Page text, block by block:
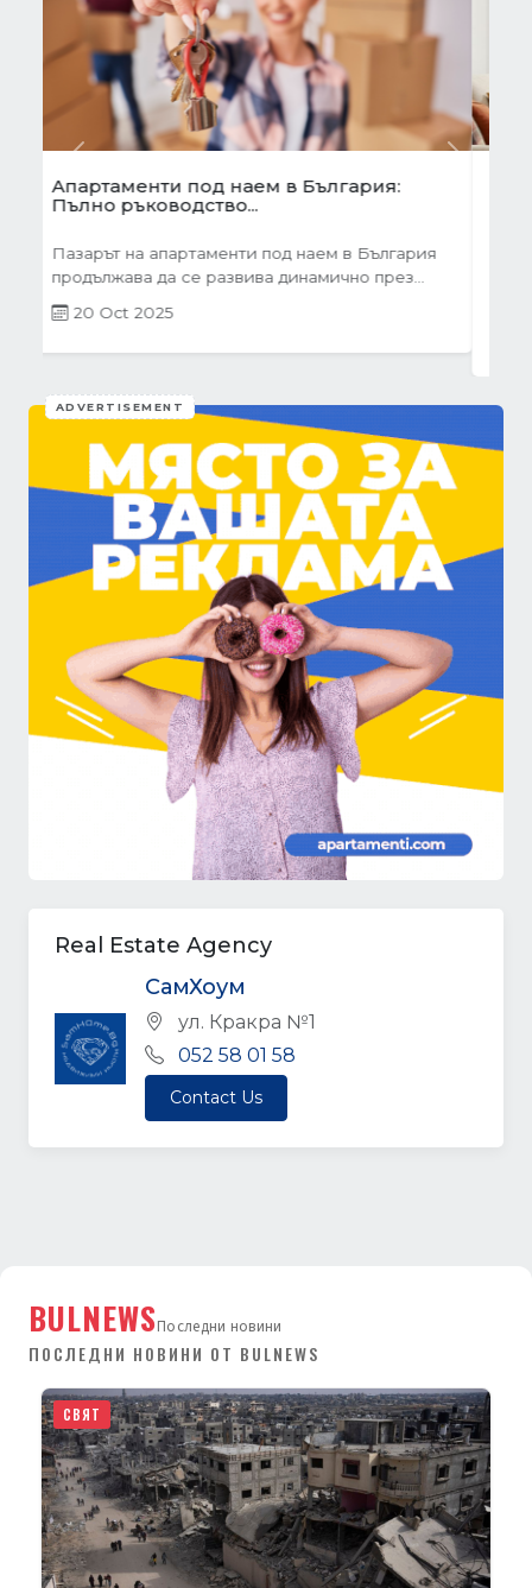
Готови завеси за хол на една ръка
разстояние
Скъпи дами, нека си признаем, че понякога
най-голямото предизвикателство в
ADVERTISEMENT
Real Estate Agency
СамХоум
ул. Кракра №1
052 58 01 58
Contact Us
BULNEWSПоследни новини
ПОСЛЕДНИ НОВИНИ ОТ BULNEWS
СВЯТ